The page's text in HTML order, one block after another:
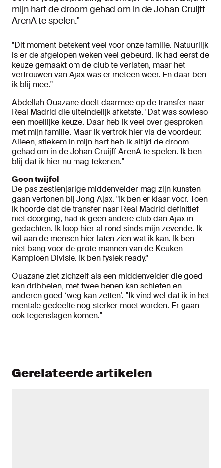
mijn hart de droom gehad om in de Johan Cruijff
ArenA te spelen."
"Dit moment betekent veel voor onze familie. Natuurlijk
is er de afgelopen weken veel gebeurd. Ik had eerst de
keuze gemaakt om de club te verlaten, maar het
vertrouwen van Ajax was er meteen weer. En daar ben
ik blij mee."
Abdellah Ouazane doelt daarmee op de transfer naar
Real Madrid die uiteindelijk afketste. "Dat was sowieso
een moeilijke keuze. Daar heb ik veel over gesproken
met mijn familie. Maar ik vertrok hier via de voordeur.
Alleen, stiekem in mijn hart heb ik altijd de droom
gehad om in de Johan Cruijff ArenA te spelen. Ik ben
blij dat ik hier nu mag tekenen."
Geen twijfel
De pas zestienjarige middenvelder mag zijn kunsten
gaan vertonen bij Jong Ajax. "Ik ben er klaar voor. Toen
ik hoorde dat de transfer naar Real Madrid definitief
niet doorging, had ik geen andere club dan Ajax in
gedachten. Ik loop hier al rond sinds mijn zevende. Ik
wil aan de mensen hier laten zien wat ik kan. Ik ben
niet bang voor de grote mannen van de Keuken
Kampioen Divisie. Ik ben fysiek ready."
Ouazane ziet zichzelf als een middenvelder die goed
kan dribbelen, met twee benen kan schieten en
anderen goed ‘weg kan zetten’. "Ik vind wel dat ik in het
mentale gedeelte nog sterker moet worden. Er gaan
ook tegenslagen komen."
Gerelateerde artikelen